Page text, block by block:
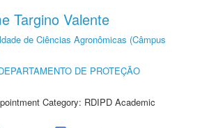
Targino Valente
de Ciências Agronômicas (Câmpus
DE PROTEÇÃO
Category: RDIPD Academic